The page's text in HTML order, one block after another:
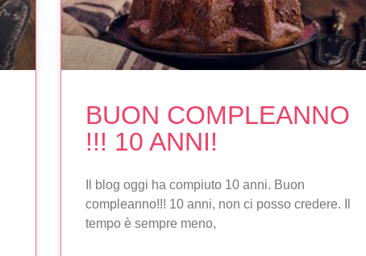
BUON COMPLEANNO
!!! 10 ANNI!
Il blog oggi ha compiuto 10 anni. Buon
compleanno!!! 10 anni, non ci posso credere. Il
tempo è sempre meno,